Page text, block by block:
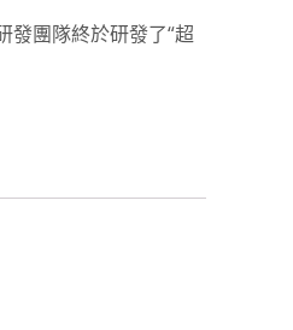
發團隊終於研發了“超